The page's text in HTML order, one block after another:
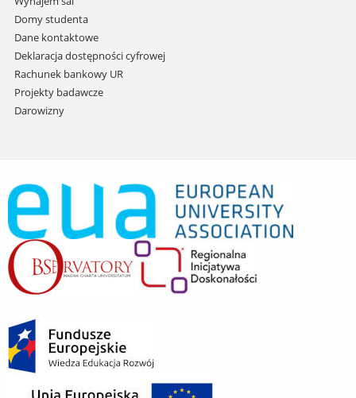
Domy studenta
Dane kontaktowe
Deklaracja dostępności cyfrowej
Rachunek bankowy UR
Projekty badawcze
Darowizny